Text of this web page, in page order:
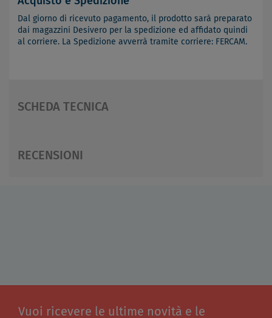
Dal giorno di ricevuto pagamento, il prodotto sarà preparato
dai magazzini Desivero per la spedizione ed affidato quindi
al corriere. La Spedizione avverrà tramite corriere: FERCAM.
SCHEDA TECNICA
RECENSIONI
Vuoi ricevere le ultime novità e le